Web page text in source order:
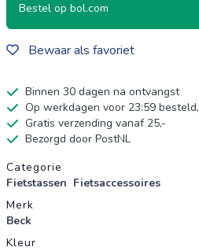
Bestel op bol.com
Bewaar als favoriet
Binnen 30 dagen na ontvangst
Op werkdagen voor 23:59 besteld,
Gratis verzending vanaf 25,-
Bezorgd door PostNL
Productgegevens
Categorie
Fietstassen Fietsaccessoires
Merk
Beck
Kleur